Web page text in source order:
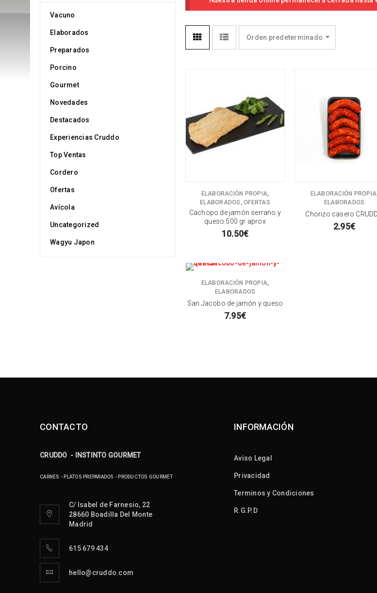
Vacuno
Elaborados
Preparados
Porcino
Gourmet
Novedades
Destacados
Experiencias Cruddo
Top Ventas
Cordero
Ofertas
Avícola
Uncategorized
Wagyu Japon
Orden predeterminado
ELABORACIÓN PROPIA,
ELABORADOS ,OFERTAS
Cachopo de jamón serrano y
queso 500 gr aprox
10.50€
ELABORACIÓN PROPIA
ELABORADOS
Chorizo casero
2.95€
ELABORACIÓN PROPIA,
ELABORADOS
San Jacobo de jamón y queso
7.95€
CONTACTO
CRUDDO - INSTINTO GOURMET
CARNES - PLATOS PREPARADOS - PRODUCTOS GOURMET
C/ Isabel de Farnesio, 22
28660 Boadilla Del Monte
Madrid
615 679 434
hello@cruddo.com
INFORMACIÓN
Aviso Legal
Privacidad
Terminos y Condiciones
R.G.P.D